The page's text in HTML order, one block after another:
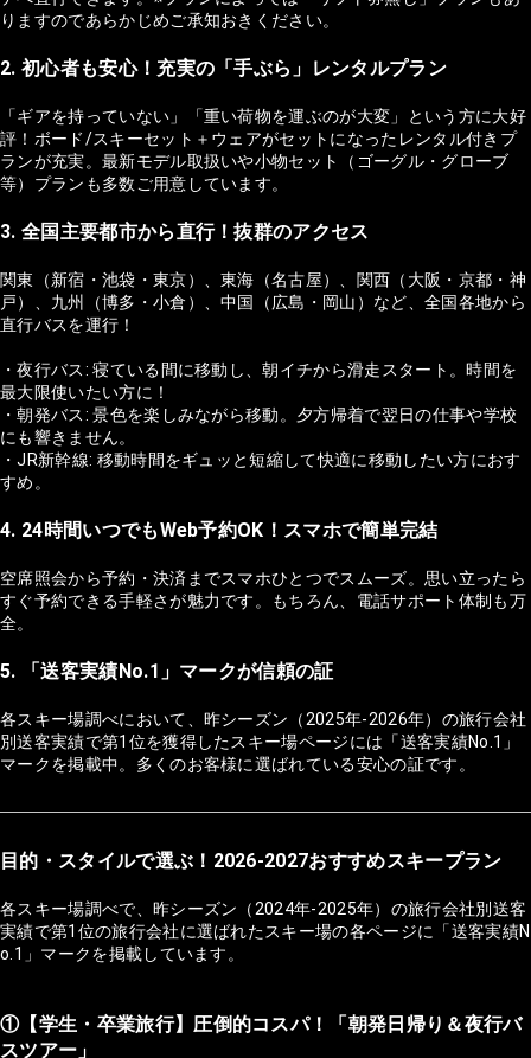
りますのであらかじめご承知おきください。
2. 初心者も安心！充実の「手ぶら」レンタルプラン
「ギアを持っていない」「重い荷物を運ぶのが大変」という方に大好
評！ボード/スキーセット＋ウェアがセットになったレンタル付きプ
ランが充実。最新モデル取扱いや小物セット（ゴーグル・グローブ
等）プランも多数ご用意しています。
3. 全国主要都市から直行！抜群のアクセス
関東（新宿・池袋・東京）、東海（名古屋）、関西（大阪・京都・神
戸）、九州（博多・小倉）、中国（広島・岡山）など、全国各地から
直行バスを運行！
・夜行バス: 寝ている間に移動し、朝イチから滑走スタート。時間を
最大限使いたい方に！
・朝発バス: 景色を楽しみながら移動。夕方帰着で翌日の仕事や学校
にも響きません。
・JR新幹線: 移動時間をギュッと短縮して快適に移動したい方におす
すめ。
4. 24時間いつでもWeb予約OK！スマホで簡単完結
空席照会から予約・決済までスマホひとつでスムーズ。思い立ったら
すぐ予約できる手軽さが魅力です。もちろん、電話サポート体制も万
全。
5. 「送客実績No.1」マークが信頼の証
各スキー場調べにおいて、昨シーズン（2025年-2026年）の旅行会社
別送客実績で第1位を獲得したスキー場ページには「送客実績No.1」
マークを掲載中。多くのお客様に選ばれている安心の証です。
目的・スタイルで選ぶ！2026-2027おすすめスキープラン
各スキー場調べで、昨シーズン（2024年-2025年）の旅行会社別送客
実績で第1位の旅行会社に選ばれたスキー場の各ページに「送客実績N
o.1」マークを掲載しています。
①【学生・卒業旅行】圧倒的コスパ！「朝発日帰り＆夜行バ
スツアー」